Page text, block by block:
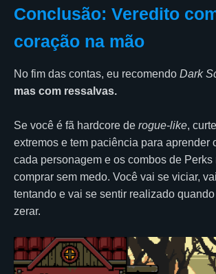
Conclusão: Veredito
coração na mão
No fim das contas, eu recomendo Dark
mas com ressalvas.
Se você é fã hardcore de rogue-like,
extremos e tem paciência para aprender
cada personagem e os combos de Perks
comprar sem medo. Você vai se viciar,
tentando e vai se sentir realizado
zerar.